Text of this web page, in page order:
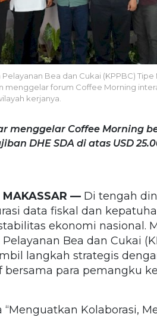
Bea dan Cukai (KPPBC)
menggelar forum Coffee Morning
kerjanya.
menggelar Coffee Morning
DHE SDA di atas USD
MAKASSAR — Di tengah
data fiskal dan
ekonomi nasional.
Bea dan Cukai
langkah strategis
bersama para pemangku
Kolaborasi,